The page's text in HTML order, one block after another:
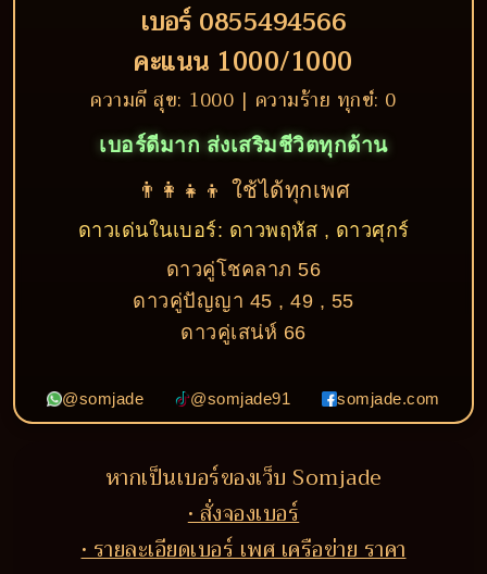
เบอร์ 0855494566
คะแนน 1000/1000
ความดี สุข: 1000 | ความร้าย ทุกข์: 0
เบอร์ดีมาก ส่งเสริมชีวิตทุกด้าน
👨‍👩‍👧‍👦 ใช้ได้ทุกเพศ
ดาวเด่นในเบอร์: ดาวพฤหัส , ดาวศุกร์
ดาวคู่โชคลาภ 56
ดาวคู่ปัญญา 45 , 49 , 55
ดาวคู่เสน่ห์ 66
@somjade @somjade91 somjade.com
หากเป็นเบอร์ของเว็บ Somjade
• สั่งจองเบอร์
• รายละเอียดเบอร์ เพศ เครือข่าย ราคา